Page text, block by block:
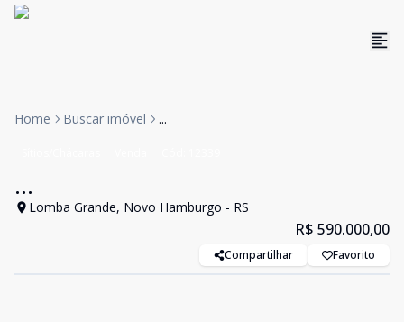
Home Buscar imóvel ...
...
Lomba Grande, Novo Hamburgo - RS
R$ 590.000,00
Compartilhar Favorito